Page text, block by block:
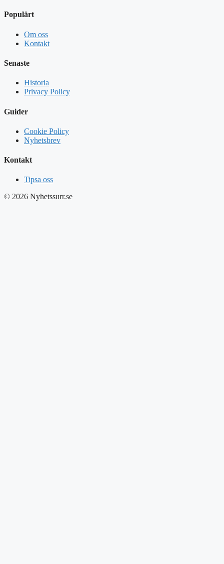
Populärt
Om oss
Kontakt
Senaste
Historia
Privacy Policy
Guider
Cookie Policy
Nyhetsbrev
Kontakt
Tipsa oss
© 2026 Nyhetssurr.se